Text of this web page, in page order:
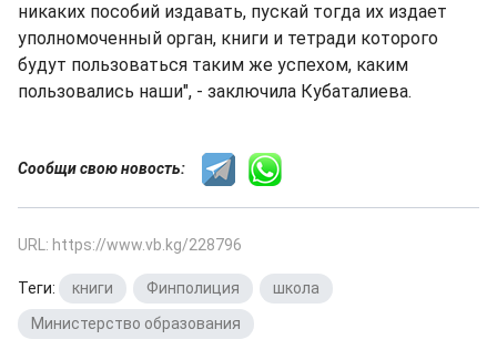
никаких пособий издавать, пускай тогда их издает
уполномоченный орган, книги и тетради которого
будут пользоваться таким же успехом, каким
пользовались наши", - заключила Кубаталиева.
Сообщи свою новость:
URL: https://www.vb.kg/228796
Теги: книги Финполиция школа
Министерство образования